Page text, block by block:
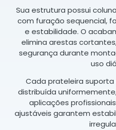
Sua estrutura possui
com furação sequencial,
e estabilidade. O
elimina arestas
segurança durante
uso
Cada prateleira
distribuída
aplicações
ajustáveis garantem